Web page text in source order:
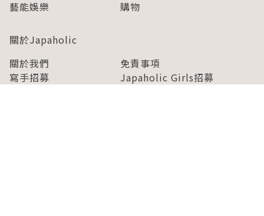
藝能娛樂
購物
關於Japaholic
關於我們
免責事項
寫手招募
Japaholic Girls招募